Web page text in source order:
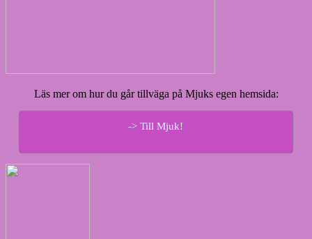
Läs mer om hur du går tillväga på Mjuks egen hemsida:
-> Till Mjuk!